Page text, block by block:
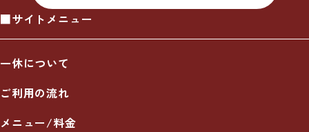
■サイトメニュー
一休について
ご利用の流れ
メニュー/料金